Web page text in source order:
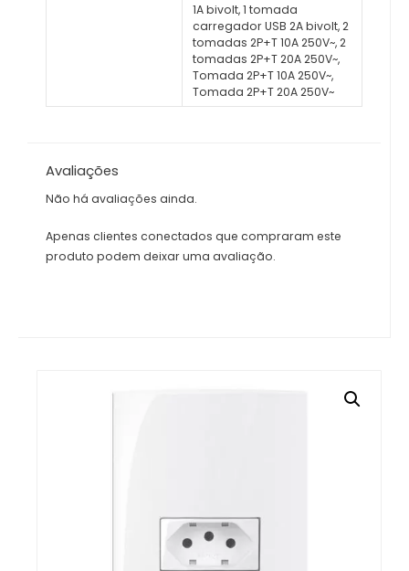
1A bivolt, 1 tomada
carregador USB 2A bivolt, 2
tomadas 2P+T 10A 250V~, 2
tomadas 2P+T 20A 250V~,
Tomada 2P+T 10A 250V~,
Tomada 2P+T 20A 250V~
Avaliações
Não há avaliações ainda.
Apenas clientes conectados que compraram este
produto podem deixar uma avaliação.